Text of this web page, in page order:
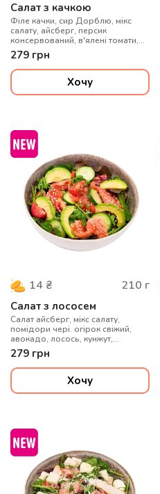
Салат з качкою
Філе качки, сир Дорблю, мікс
салату, айсберг, персик
консервований, в'ялені томати,
огірок, соус медово-гірчичний,
насіння гарбузове, мікрогрін
279 грн
Хочу
14 ₴ 210 г
Салат з лососем
Салат айсберг, мікс салату,
помідори чері. огірок свіжий,
авокадо, лосось, кунжут,
оливкова олія, лимонний сік
279 грн
Хочу